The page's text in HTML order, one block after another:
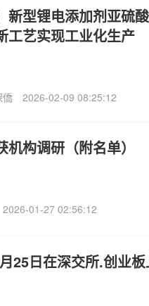
型锂电添加剂亚硫
工艺实现工业化生产
僑 2026-02-09 08:25:12
构调研（附名单）
2026-01-27 02:56:12
25日在深交所.创业